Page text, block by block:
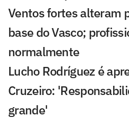
Ventos fortes alteram
base do Vasco;
normalmente
Lucho Rodríguez é
Cruzeiro:
grande'